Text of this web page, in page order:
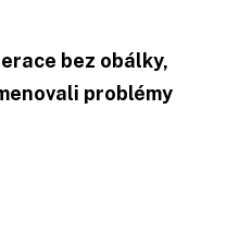
bez obálky,
problémy